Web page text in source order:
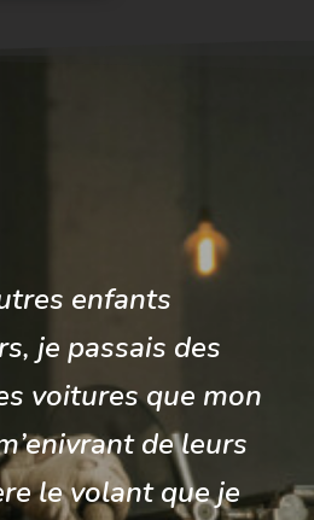
enfants
je passais des
voitures que mon
de leurs
le volant que je